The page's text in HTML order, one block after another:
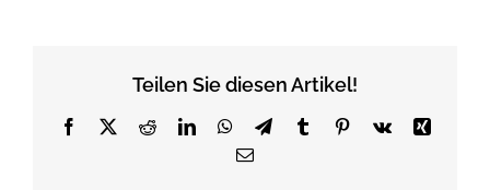
Teilen Sie diesen Artikel!
Facebook
X RedditLinkedInWhatsApp
TelegramTumblrPinterest
Vk
Xing
Email